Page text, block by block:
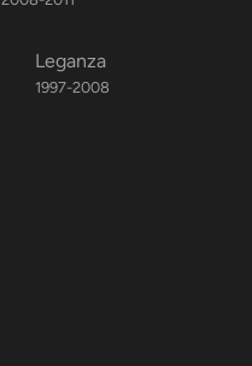
Leganza
1997-2008